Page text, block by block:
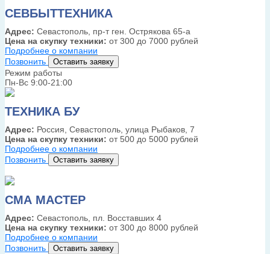
СЕВБЫТТЕХНИКА
Адрес: Севастополь, пр-т ген. Острякова 65-а
Цена на скупку техники: от 300 до 7000 рублей
Подробнее о компании
Позвонить
Оставить заявку
Режим работы
Пн-Вс 9:00-21:00
ТЕХНИКА БУ
Адрес: Россия, Севастополь, улица Рыбаков, 7
Цена на скупку техники: от 500 до 5000 рублей
Подробнее о компании
Позвонить
Оставить заявку
СМА МАСТЕР
Адрес: Севастополь, пл. Восставших 4
Цена на скупку техники: от 300 до 8000 рублей
Подробнее о компании
Позвонить
Оставить заявку